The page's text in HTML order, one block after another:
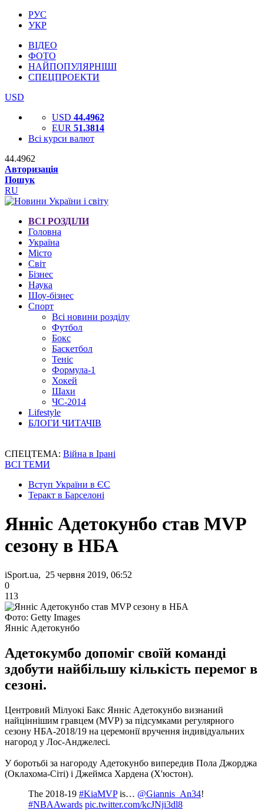
РУС
УКР
ВІДЕО
ФОТО
НАЙПОПУЛЯРНІШІ
СПЕЦПРОЕКТИ
USD
USD 44.4962
EUR 51.3814
Всі курси валют
44.4962
Авторизація
Пошук
RU
ВСІ РОЗДІЛИ
Головна
Україна
Місто
Світ
Бізнес
Наука
Шоу-бізнес
Спорт
Всі новини розділу
Футбол
Бокс
Баскетбол
Теніс
Формула-1
Хокей
Шахи
ЧС-2014
Lifestyle
БЛОГИ ЧИТАЧІВ
СПЕЦТЕМА: Війна в Ірані
ВСІ ТЕМИ
Вступ України в ЄС
Теракт в Барселоні
Янніс Адетокунбо став MVP
сезону в НБА
iSport.ua, 25 червня 2019, 06:52
0
113
Фото: Getty Images
Янніс Адетокунбо
Адетокумбо допоміг своїй команді
здобути найбільшу кількість перемог в
сезоні.
Центровий Мілуокі Бакс Янніс Адетокунбо визнаний
найціннішим гравцем (MVP) за підсумками регулярного
сезону НБА-2018/19 на церемонії вручення індивідуальних
нагород у Лос-Анджелесі.
У боротьбі за нагороду Адетокунбо випередив Пола Джорджа
(Оклахома-Сіті) і Джеймса Хардена (Х'юстон).
The 2018-19 #KiaMVPis… @Giannis_An34!
#NBAAwards pic.twitter.com/kcJNji3dl8